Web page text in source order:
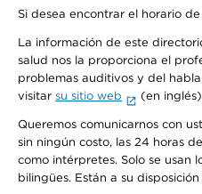
Si desea encontrar el horario
La información de este
salud nos la proporciona el
problemas auditivos y del
visitar su sitio web (en
Queremos comunicarnos con
sin ningún costo, las 24 horas
como intérpretes. Solo se usan
bilingües. Están a su